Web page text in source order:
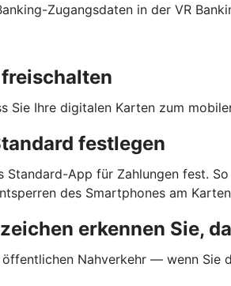
Zugangsdaten in der VR
Sie Ihre digitalen Karten zum
festlegen
Standard-App für Zahlungen fest.
des Smartphones am
erkennen Sie,
Nahverkehr — wenn